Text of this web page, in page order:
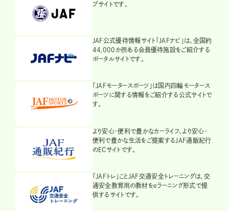
ブサイトです。
JAF公式優待情報サイト「JAFナビ」は、全国約
44,000か所ある会員優待施設をご紹介する
ポータルサイトです。
「JAFモータースポーツ」は国内四輪モータース
ポーツに関する情報をご紹介する公式サイトで
す。
より安心・便利で豊かなカーライフ、より安心・
便利で豊かな生活をご提案するJAF通販紀行
のECサイトです。
「JAFトレ」ことJAF交通安全トレーニングは、交
通安全教育用の教材をeラーニング形式で提
供するサイトです。